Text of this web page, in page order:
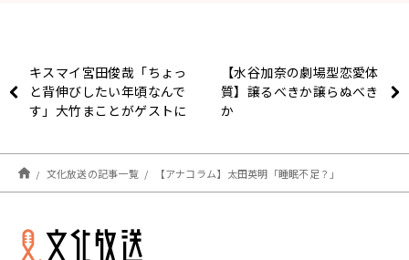
キスマイ宮田俊哉「ちょっ
と背伸びしたい年頃なんで
す」大竹まことがゲストに
【水谷加奈の劇場型恋愛体
質】譲るべきか譲らぬべき
か
文化放送の記事一覧 【アナコラム】太田英明「睡眠不足？」